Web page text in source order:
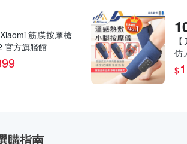
筋膜按摩槍
官方旗艦館
仿
按
摩
$
購指南